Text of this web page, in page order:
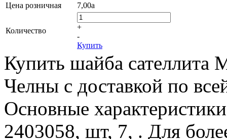
Цена розничная
7,00a
Количество
+
-
Купить
Купить шайба
Челны с доставкой по
Основные
2403058, шт, 7, . Для